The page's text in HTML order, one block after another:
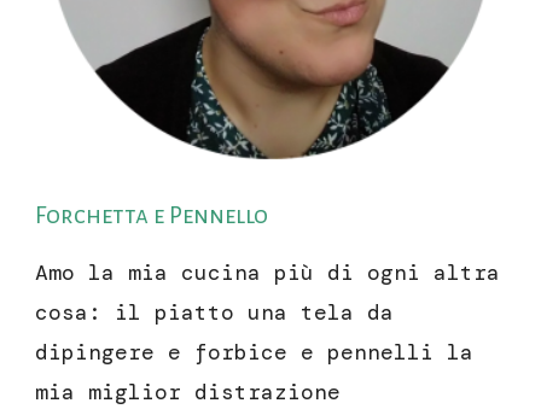
Forchetta e Pennello
Amo la mia cucina più di ogni altra
cosa: il piatto una tela da
dipingere e forbice e pennelli la
mia miglior distrazione